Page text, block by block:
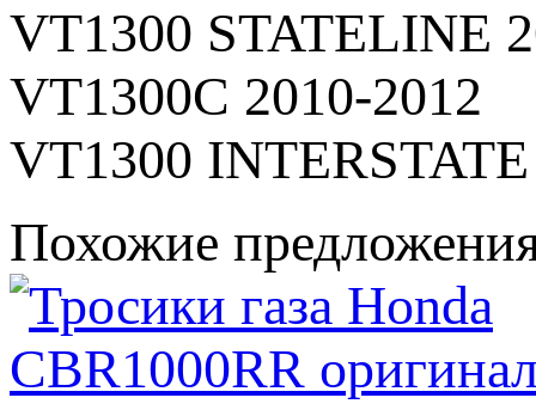
VT1300 STATELINE
VT1300C 2010-2012
VT1300
Похожие